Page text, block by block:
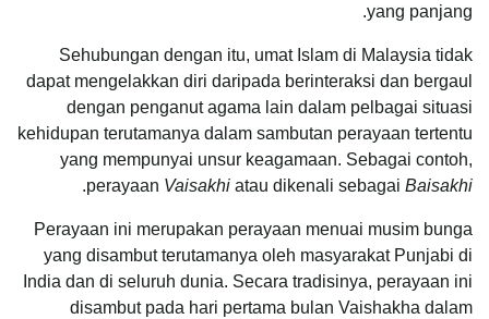
yang panjang.
Sehubungan dengan itu, umat Islam di Malaysia tidak
dapat mengelakkan diri daripada berinteraksi dan bergaul
dengan penganut agama lain dalam pelbagai situasi
kehidupan terutamanya dalam sambutan perayaan tertentu
yang mempunyai unsur keagamaan. Sebagai contoh,
perayaan Vaisakhi atau dikenali sebagai Baisakhi
.
Perayaan ini merupakan perayaan menuai musim bunga
yang disambut terutamanya oleh masyarakat Punjabi di
India dan di seluruh dunia. Secara tradisinya, perayaan ini
disambut pada hari pertama bulan Vaishakha dalam